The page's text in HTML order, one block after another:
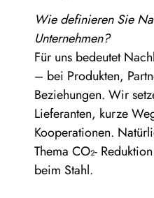
Wie definieren Sie
Unternehmen?
Für uns bedeutet
– bei Produkten,
Beziehungen. Wir
Lieferanten, kurze
Kooperationen.
Thema CO₂-
beim Stahl.